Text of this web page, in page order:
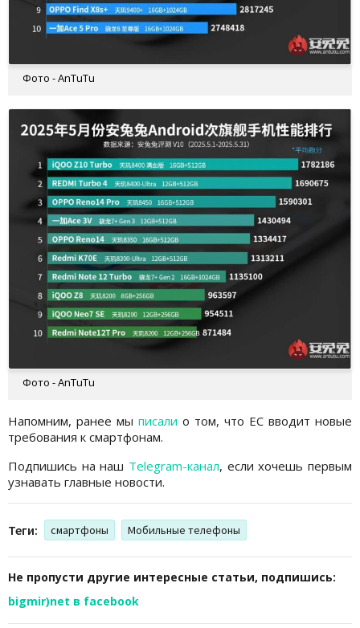
Фото - AnTuTu
Фото - AnTuTu
Напомним, ранее мы писали о том, что ЕС вводит новые
требования к смартфонам.
Подпишись на наш Telegram-канал, если хочешь первым
узнавать главные новости.
Теги: смартфоны Мобильные телефоны
Не пропусти другие интересные статьи, подпишись:
bigmir)net в facebook